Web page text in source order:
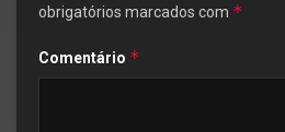
obrigatórios marcados com *
Comentário *